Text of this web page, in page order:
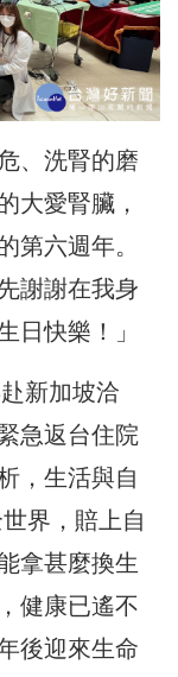
、洗腎的磨
大愛腎臟，
第六週年。
謝謝在我身
日快樂！」
新加坡洽
急返台住院
，生活與自
界，賠上自
拿甚麼換生
健康已遙不
後迎來生命